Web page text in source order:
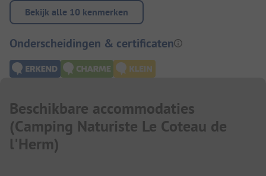
Bekijk alle 10 kenmerken
Onderscheidingen & certificaten
Beschikbare accommodaties
(Camping Naturiste Le Coteau de
l'Herm)